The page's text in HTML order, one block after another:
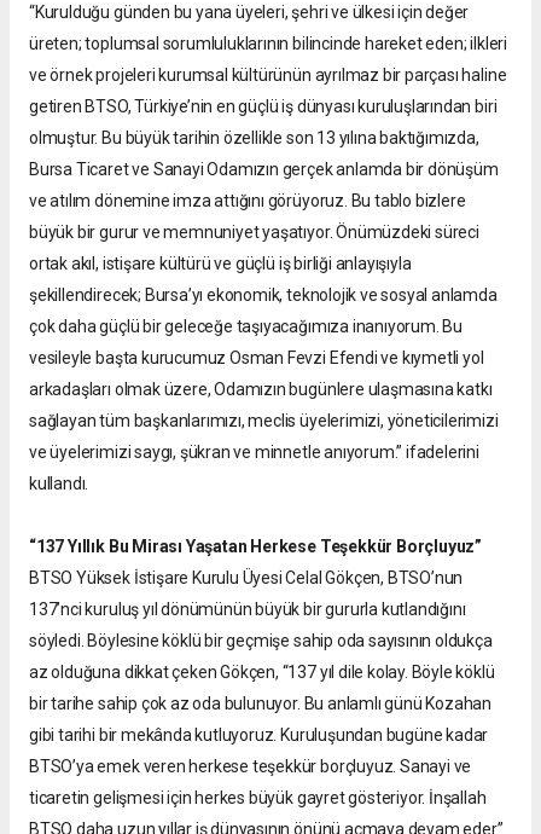
“Kurulduğu günden bu yana üyeleri, şehri ve ülkesi için değer
üreten; toplumsal sorumluluklarının bilincinde hareket eden; ilkleri
ve örnek projeleri kurumsal kültürünün ayrılmaz bir parçası haline
getiren BTSO, Türkiye’nin en güçlü iş dünyası kuruluşlarından biri
olmuştur. Bu büyük tarihin özellikle son 13 yılına baktığımızda,
Bursa Ticaret ve Sanayi Odamızın gerçek anlamda bir dönüşüm
ve atılım dönemine imza attığını görüyoruz. Bu tablo bizlere
büyük bir gurur ve memnuniyet yaşatıyor. Önümüzdeki süreci
ortak akıl, istişare kültürü ve güçlü iş birliği anlayışıyla
şekillendirecek; Bursa’yı ekonomik, teknolojik ve sosyal anlamda
çok daha güçlü bir geleceğe taşıyacağımıza inanıyorum. Bu
vesileyle başta kurucumuz Osman Fevzi Efendi ve kıymetli yol
arkadaşları olmak üzere, Odamızın bugünlere ulaşmasına katkı
sağlayan tüm başkanlarımızı, meclis üyelerimizi, yöneticilerimizi
ve üyelerimizi saygı, şükran ve minnetle anıyorum.” ifadelerini
kullandı.
“137 Yıllık Bu Mirası Yaşatan Herkese Teşekkür Borçluyuz”
BTSO Yüksek İstişare Kurulu Üyesi Celal Gökçen, BTSO’nun
137’nci kuruluş yıl dönümünün büyük bir gururla kutlandığını
söyledi. Böylesine köklü bir geçmişe sahip oda sayısının oldukça
az olduğuna dikkat çeken Gökçen, “137 yıl dile kolay. Böyle köklü
bir tarihe sahip çok az oda bulunuyor. Bu anlamlı günü Kozahan
gibi tarihi bir mekânda kutluyoruz. Kuruluşundan bugüne kadar
BTSO’ya emek veren herkese teşekkür borçluyuz. Sanayi ve
ticaretin gelişmesi için herkes büyük gayret gösteriyor. İnşallah
BTSO daha uzun yıllar iş dünyasının önünü açmaya devam eder.”